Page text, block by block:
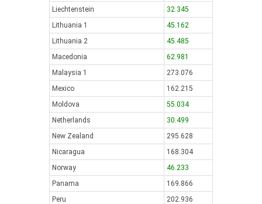
Liechtenstein
32.345
Lithuania 1
45.162
Lithuania 2
45.485
Macedonia
62.981
Malaysia 1
273.076
Mexico
162.215
Moldova
55.034
Netherlands
30.499
New Zealand
295.628
Nicaragua
168.304
Norway
46.233
Panama
169.866
Peru
202.936